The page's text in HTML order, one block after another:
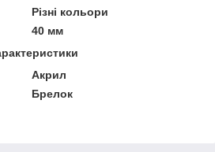
Різні кольори
40 мм
Акрил
Брелок